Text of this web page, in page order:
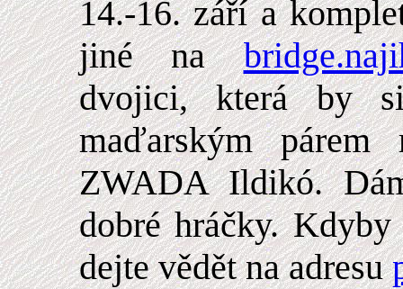
14.-16. září a
jiné na
dvojici, která by
maďarským
ZWADA Ildikó.
dobré hráčky.
dejte vědět na adresu